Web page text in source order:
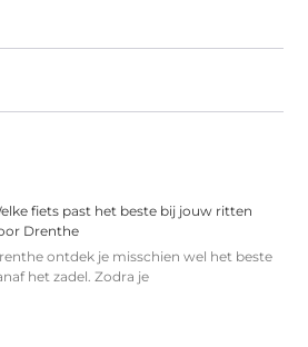
fiets past het beste bij jouw ritten
Drenthe
ontdek je misschien wel het beste
het zadel. Zodra je